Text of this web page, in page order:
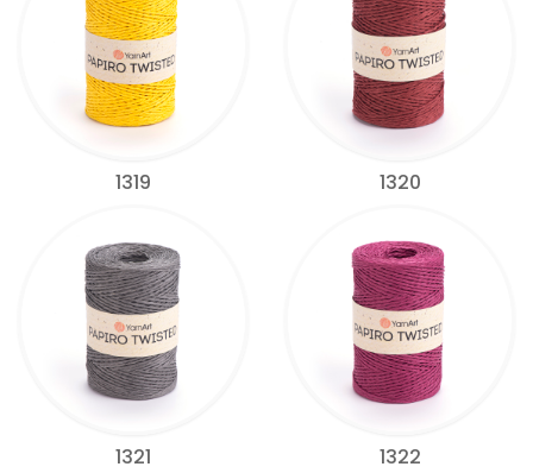
1319 1320
1321 1322